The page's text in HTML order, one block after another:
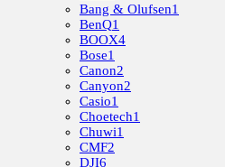
Bang & Olufsen1
BenQ1
BOOX4
Bose1
Canon2
Canyon2
Casio1
Choetech1
Chuwi1
CMF2
DJI6